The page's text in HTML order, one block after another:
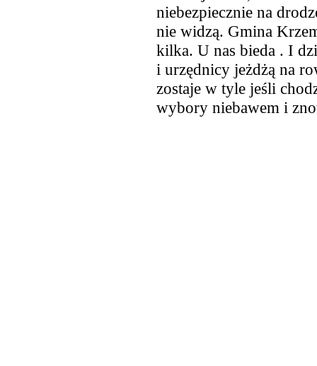
niebezpiecznie na
nie widzą. Gmina
kilka. U nas bieda . I
i urzędnicy jeżdżą na
zostaje w tyle jeśli
wybory niebawem i